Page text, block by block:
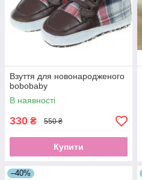
Взуття для новонародженого
bobobaby
В наявності
330 ₴ 550 ₴
Купити
–40%